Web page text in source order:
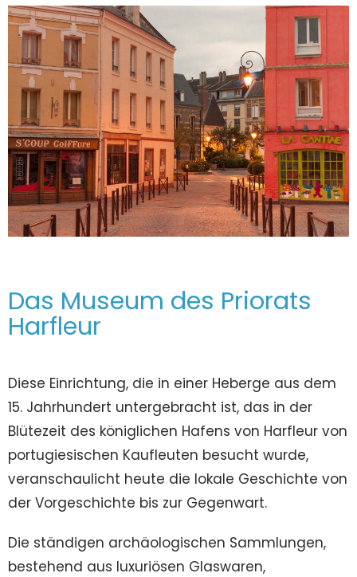
Das Museum des Priorats
Harfleur
Diese Einrichtung, die in einer Heberge aus dem
15. Jahrhundert untergebracht ist, das in der
Blütezeit des königlichen Hafens von Harfleur von
portugiesischen Kaufleuten besucht wurde,
veranschaulicht heute die lokale Geschichte von
der Vorgeschichte bis zur Gegenwart.
Die ständigen archäologischen Sammlungen,
bestehend aus luxuriösen Glaswaren,